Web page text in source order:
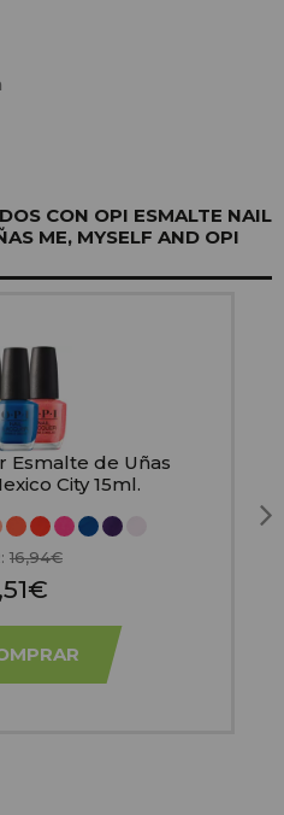
CON OPI ESMALTE NAIL
ME, MYSELF AND OPI
Esmalte de Uñas
City 15ml.
16,94€